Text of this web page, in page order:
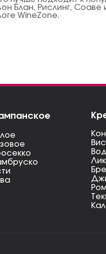
Блан, Рислинг, Соаве
WineZone.
Ром